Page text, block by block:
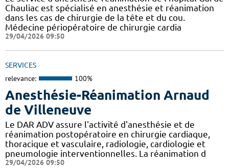
Chauliac est spécialisé en anesthésie et réanimation
dans les cas de chirurgie de la tête et du cou.
Médecine périopératoire de chirurgie cardia
29/04/2026 09:50
SERVICES
relevance: 100%
Anesthésie-Réanimation Arnaud
de Villeneuve
Le DAR ADV assure l'activité d'anesthésie et de
réanimation postopératoire en chirurgie cardiaque,
thoracique et vasculaire, radiologie, cardiologie et
pneumologie interventionnelles. La réanimation d
29/04/2026 09:50